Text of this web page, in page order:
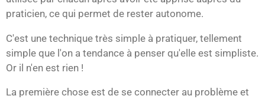
praticien, ce qui permet de rester autonome.
C'est une technique très simple à pratiquer, tellement
simple que l'on a tendance à penser qu'elle est simpliste.
Or il n'en est rien !
La première chose est de se connecter au problème et